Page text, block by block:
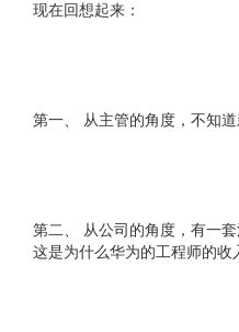
现在回想起来：
第一、 从主管的角度，不知
第二、 从公司的角度，有一
这是为什么华为的工程师的收